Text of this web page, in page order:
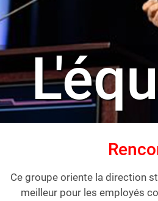
Ce groupe oriente la direction
meilleur pour les employés